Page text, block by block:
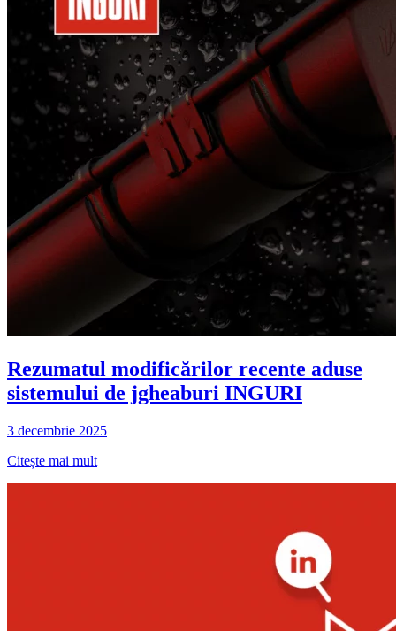
Rezumatul modificărilor recente aduse
sistemului de jgheaburi INGURI
3 decembrie 2025
Citește mai mult